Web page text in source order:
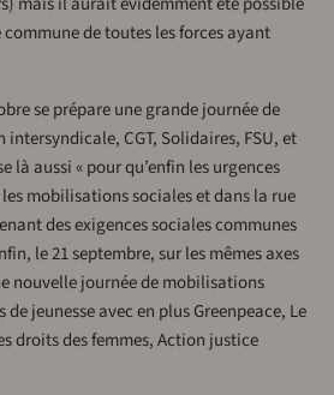
de toutes les forces ayant
se prépare une grande journée de
CGT, Solidaires, FSU, et
là aussi « pour qu’enfin les urgences
mobilisations sociales et dans la rue
des exigences sociales communes
le 21 septembre, sur les mêmes axes
nouvelle journée de mobilisations
jeunesse avec en plus Greenpeace, Le
droits des femmes, Action justice